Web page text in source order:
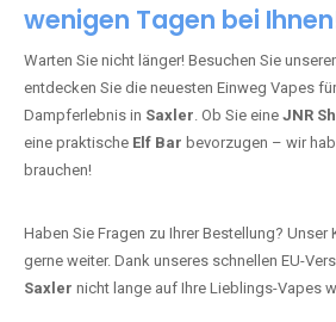
wenigen Tagen bei
Warten Sie nicht länger! Besuchen Sie
entdecken Sie die neuesten Einweg Vapes
Dampferlebnis in Saxler. Ob Sie eine JNR
eine praktische Elf Bar bevorzugen – wir
brauchen!
Haben Sie Fragen zu Ihrer Bestellung? Unser
gerne weiter. Dank unseres schnellen EU-
Saxler nicht lange auf Ihre Lieblings-Vapes